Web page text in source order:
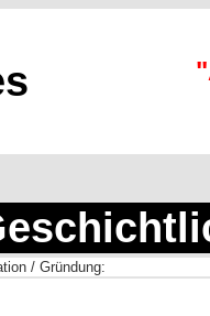
/ Gründung: